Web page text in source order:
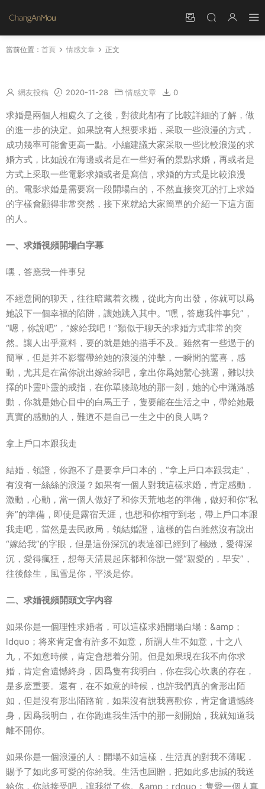
當前位置： 首頁 情感文章 正文
網友投稿 2020-11-28 情感文章 0
求婚是兩個人相處久了之後，對彼此都有了比較詳細的了解，做
的進一步的決定。如果說有人想要求婚，采取一些浪漫的方式，
成功幾率可能會更高一點。小編建議大家采取一些比較浪漫的求
婚方式，比如說在海邊或者是在一些好看的景點求婚，再或者是
方式上采取一些電影求婚或者是寫信，求婚的方式是比較浪漫
的。電影求婚是需要寫一段開場白的，不然直接突兀的打上求婚
的字樣會顯得非常突然，接下來就給大家簡單的介紹一下這方面
的人。
一、求婚視頻開場白字幕
嘿，答應我一件事兒
不經意間的聊天，往往暗藏着玄機，從此方向出發，你就可以爲
她設下一個幸福的陷阱，讓她跳入其中。“嘿，答應我件事兒”，
“嗯，你說吧”，“嫁給我吧！”類似于聊天的求婚方式非常的突
然。讓人出乎意料，要的就是她的措手不及。雖然有一些過于的
簡單，但是并不影響帶給她的浪漫的沖擊，一瞬間的驚喜，感
動，尤其是在當你說出嫁給我吧，拿出你爲她驚心挑選，難以抉
擇的卟靈卟靈的戒指，在你單膝跪地的那一刻，她的心中滿滿感
動，你就是她心目中的白馬王子，隻要能在生活之中，帶給她最
真實的感動的人，難道不是自己一生之中的良人嗎？
拿上戶口本跟我走
結婚，領證，你跑不了是要拿戶口本的，“拿上戶口本跟我走”，
有沒有一絲絲的浪漫？如果有一個人對我這樣求婚，肯定感動，
激動，心動，當一個人做好了和你天荒地老的準備，做好和你“私
奔”的準備，即使是露宿天涯，也想和你相守到老，帶上戶口本跟
我走吧，當然是去民政局，領結婚證，這樣的告白雖然沒有說出
“嫁給我”的字眼，但是這份深沉的表達卻已經到了極緻，愛得深
沉，愛得瘋狂，想每天清晨起床都和你說一聲“親愛的，早安”，
往後餘生，風雪是你，平淡是你。
二、求婚視頻開頭文字内容
如果你是一個理性求婚者，可以這樣求婚開場白場：&amp；
ldquo；将來肯定會有許多不如意，所謂人生不如意，十之八
九，不如意時候，肯定會想着分開。但是如果現在我不向你求
婚，肯定會遺憾終身，因爲隻有我明白，你在我心坎裏的存在，
是多麽重要。還有，在不如意的時候，也許我們真的會形出陌
如，但是沒有形出陌路前，如果沒有說我喜歡你，肯定會遺憾終
身，因爲我明白，在你跑進我生活中的那一刻開始，我就知道我
離不開你。
如果你是一個浪漫的人：開場不如這樣，生活真的對我不薄呢，
賜予了如此多可愛的你給我。生活也回贈，把如此多忠誠的我送
給你，你就接受吧，讓我從了你。&amp；rdquo；隻愛一個人真